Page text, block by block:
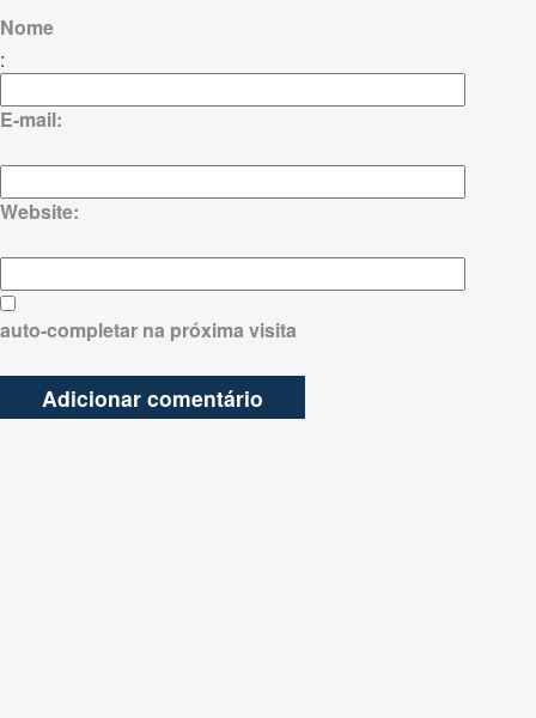
Nome
:
E-mail:
Website:
auto-completar na próxima visita